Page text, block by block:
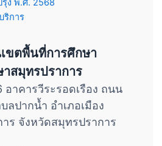
ริการ
ขตพื้นที่การศึกษา
สมุทรปราการ
อาคารวีระรอดเรือง ถนน
ลปากน้ำ อำเภอเมือง
ร จังหวัดสมุทรปราการ